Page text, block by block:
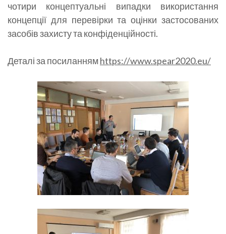
чотири концептуальні випадки використання
концепції для перевірки та оцінки застосованих
засобів захисту та конфіденційності.
Деталі за посиланням https://www.spear2020.eu/